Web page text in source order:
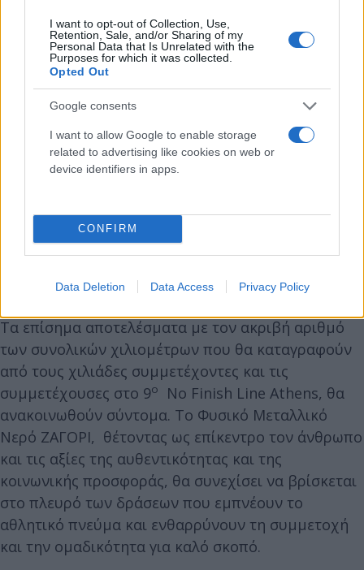
I want to opt-out of Collection, Use,
Retention, Sale, and/or Sharing of my
Personal Data that Is Unrelated with the
Purposes for which it was collected.
Opted Out
Google consents
I want to allow Google to enable storage
related to advertising like cookies on web or
device identifiers in apps.
CONFIRM
Data Deletion Data Access Privacy Policy
Τα επίσημα αποτελέσματα με τον ακριβή αριθμό
των συνολικών χιλιομέτρων που θα καταγραφούν
από τους χιλιάδες συμμετέχοντες και τις
συμμετέχουσες στο 9ο
No Finish Line Athens, θα
ανακοινωθούν σύντομα. Το Φυσικό Μεταλλικό
Νερό ΖΑΓΟΡΙ, θέτοντας ως επίκεντρο τον άνθρωπο
και τις αξίες της αυθεντικότητας και της
κοινωνικής προσφοράς, θα συνεχίσει να βρίσκεται
στο πλευρό των δράσεων που εμπνέουν το
αθλητικό πνεύμα και ενθαρρύνουν τη συμμετοχή
και την ομαδικότητα για καλό σκοπό.